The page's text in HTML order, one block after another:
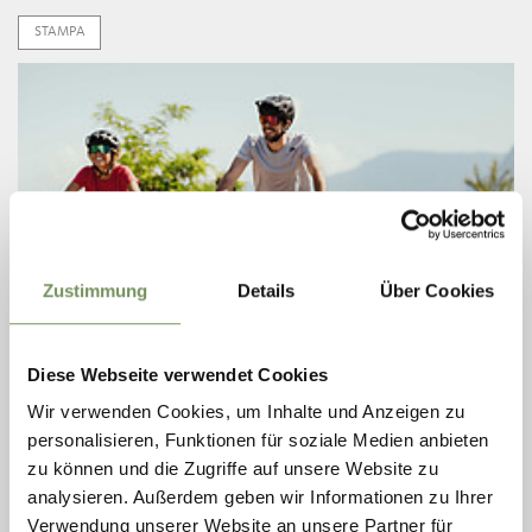
Zustimmung Details Über Cookies
Diese Webseite verwendet Cookies
Wir verwenden Cookies, um Inhalte und Anzeigen zu
personalisieren, Funktionen für soziale Medien anbieten
zu können und die Zugriffe auf unsere Website zu
analysieren. Außerdem geben wir Informationen zu Ihrer
Verwendung unserer Website an unsere Partner für
STAMPA
martedì
11
ago
Naturno
+ altre date